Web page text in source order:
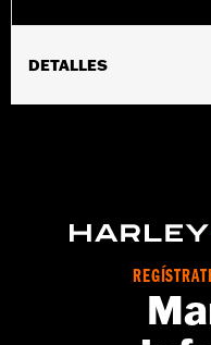
DETALLES
Impermeable: Sí
para más
Dry,